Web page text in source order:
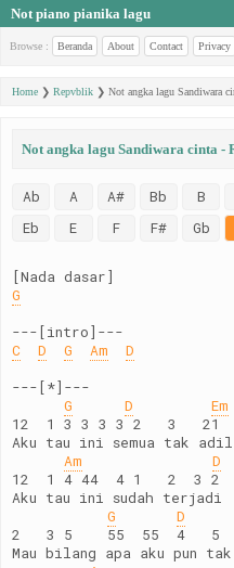
Not piano pianika lagu
Browse : Beranda About Contact Privacy
Home ❯ Repvblik ❯ Not angka lagu Sandiwara
Not angka lagu Sandiwara cinta -
Ab A A# Bb B
Eb
E F F# Gb
[Nada dasar]
G
---[intro]---
C
D G Am
D
---[*]---
G
D
Em
12  1 3 3 3 3 2   3   21
Aku tau ini semua tak adil
Am
D
12  1 4 44  4 1   2  3 2
Aku tau ini sudah terjadi
G
D
2   3 5    55  55  4   5
Mau bilang apa aku pun tak